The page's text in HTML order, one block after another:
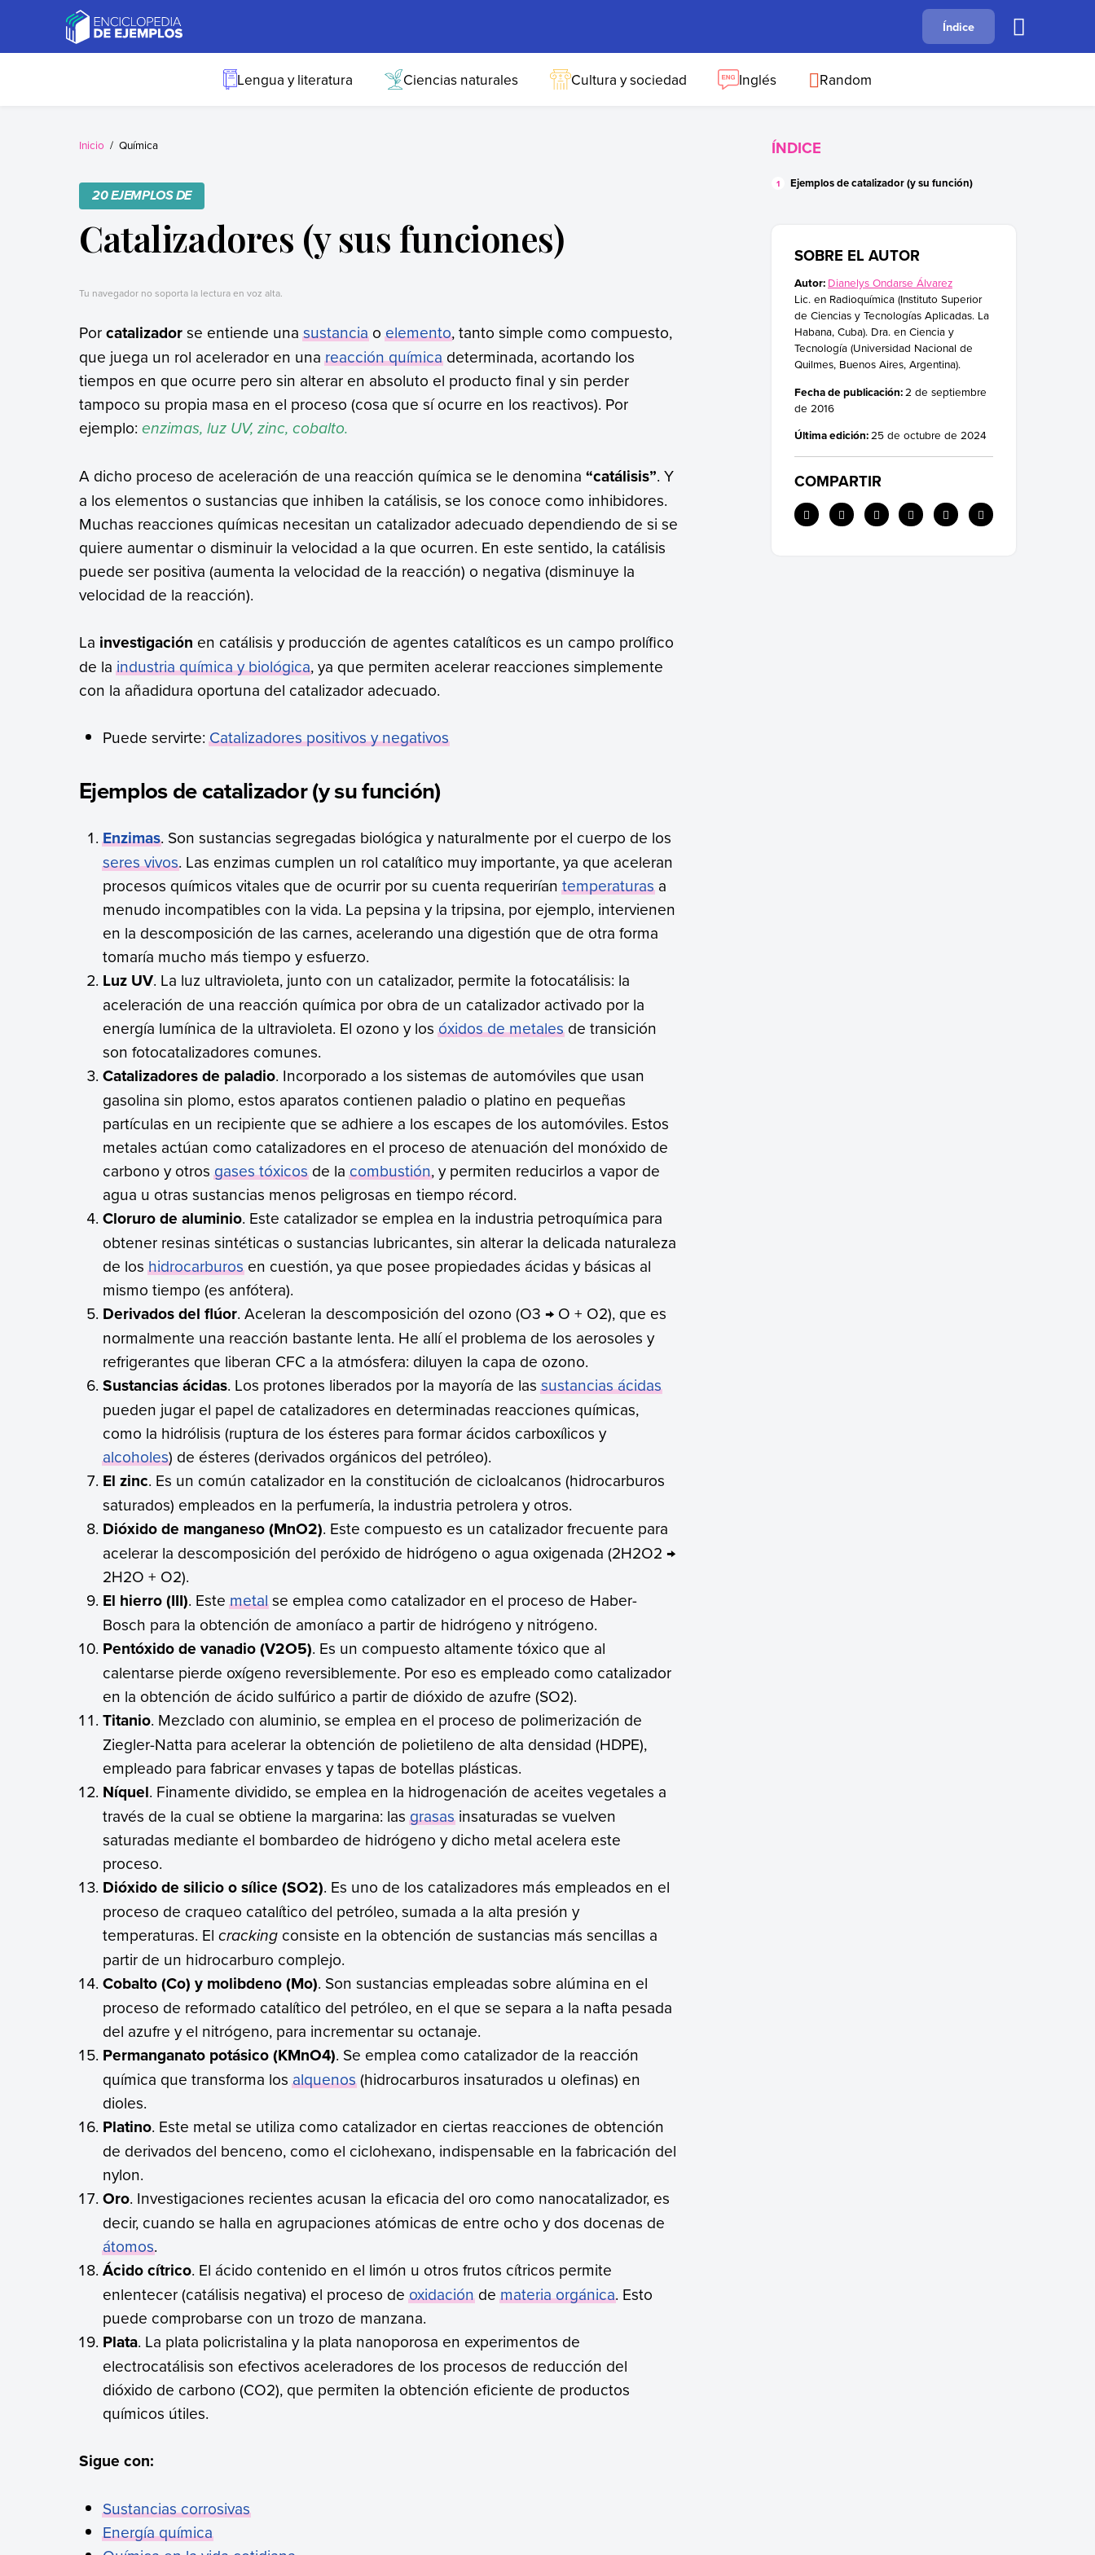
Ejemplos
Necesitas ejemplos.
B C F
Índice
Lengua y literatura Ciencias naturales Cultura y sociedad Inglés Random
Inicio Química
20 EJEMPLOS DE
Catalizadores (y sus funciones)
Tu navegador no soporta la lectura en voz alta.
Porcatalizadorse entiende unasustanciaoelemento, tanto simple como compuesto,
que juega un rol acelerador en unareacción químicadeterminada, acortando los
tiempos en que ocurre pero sin alterar en absoluto el producto final y sin perder
tampoco su propia masa en el proceso (cosa que sí ocurre en los reactivos). Por
ejemplo: enzimas, luz UV, zinc, cobalto.
A dicho proceso de aceleración de una reacción química se le denomina “catálisis”. Y
a los elementos o sustancias que inhiben la catálisis, se los conoce como inhibidores.
Muchas reacciones químicas necesitan un catalizador adecuado dependiendo de si se
quiere aumentar o disminuir la velocidad a la que ocurren. En este sentido, la catálisis
puede ser positiva (aumenta la velocidad de la reacción) o negativa (disminuye la
velocidad de la reacción).
La investigación en catálisis y producción de agentes catalíticos es un campo prolífico
de laindustria química y biológica, ya que permiten acelerar reacciones simplemente
con la añadidura oportuna del catalizador adecuado.
Puede servirte:Catalizadores positivos y negativos
Ejemplos de catalizador (y su función)
Enzimas. Son sustancias segregadas biológica y naturalmente por el cuerpo de los
seres vivos. Las enzimas cumplen un rol catalítico muy importante, ya que aceleran
procesos químicos vitales que de ocurrir por su cuenta requeriríantemperaturasa
menudo incompatibles con la vida. La pepsina y la tripsina, por ejemplo, intervienen
en la descomposición de las carnes, acelerando una digestión que de otra forma
tomaría mucho más tiempo y esfuerzo.
Luz UV. La luz ultravioleta, junto con un catalizador, permite la fotocatálisis: la
aceleración de una reacción química por obra de un catalizador activado por la
energía lumínica de la ultravioleta. El ozono y losóxidos de metalesde transición
son fotocatalizadores comunes.
Catalizadores de paladio. Incorporado a los sistemas de automóviles que usan
gasolina sin plomo, estos aparatos contienen paladio o platino en pequeñas
partículas en un recipiente que se adhiere a los escapes de los automóviles. Estos
metales actúan como catalizadores en el proceso de atenuación del monóxido de
carbono y otrosgases tóxicosde lacombustión, y permiten reducirlos a vapor de
agua u otras sustancias menos peligrosas en tiempo récord.
Cloruro de aluminio. Este catalizador se emplea en la industria petroquímica para
obtener resinas sintéticas o sustancias lubricantes, sin alterar la delicada naturaleza
de loshidrocarburosen cuestión, ya que posee propiedades ácidas y básicas al
mismo tiempo (es anfótera).
Derivados del flúor. Aceleran la descomposición del ozono (O3 → O + O2), que es
normalmente una reacción bastante lenta. He allí el problema de los aerosoles y
refrigerantes que liberan CFC a la atmósfera: diluyen la capa de ozono.
Sustancias ácidas. Los protones liberados por la mayoría de lassustancias ácidas
pueden jugar el papel de catalizadores en determinadas reacciones químicas,
como la hidrólisis (ruptura de los ésteres para formar ácidos carboxílicos y
alcoholes) de ésteres (derivados orgánicos del petróleo).
El zinc. Es un común catalizador en la constitución de cicloalcanos (hidrocarburos
saturados) empleados en la perfumería, la industria petrolera y otros.
Dióxido de manganeso (MnO2). Este compuesto es un catalizador frecuente para
acelerar la descomposición del peróxido de hidrógeno o agua oxigenada (2H2O2 →
2H2O + O2).
El hierro (III). Estemetalse emplea como catalizador en el proceso de Haber-
Bosch para la obtención de amoníaco a partir de hidrógeno y nitrógeno.
Pentóxido de vanadio (V2O5). Es un compuesto altamente tóxico que al
calentarse pierde oxígeno reversiblemente. Por eso es empleado como catalizador
en la obtención de ácido sulfúrico a partir de dióxido de azufre (SO2).
Titanio. Mezclado con aluminio, se emplea en el proceso de polimerización de
Ziegler-Natta para acelerar la obtención de polietileno de alta densidad (HDPE),
empleado para fabricar envases y tapas de botellas plásticas.
Níquel. Finamente dividido, se emplea en la hidrogenación de aceites vegetales a
través de la cual se obtiene la margarina: lasgrasasinsaturadas se vuelven
saturadas mediante el bombardeo de hidrógeno y dicho metal acelera este
proceso.
Dióxido de silicio o sílice (SO2). Es uno de los catalizadores más empleados en el
proceso de craqueo catalítico del petróleo, sumada a la alta presión y
temperaturas. Elcracking consiste en la obtención de sustancias más sencillas a
partir de un hidrocarburo complejo.
Cobalto (Co) y molibdeno (Mo). Son sustancias empleadas sobre alúmina en el
proceso de reformado catalítico del petróleo, en el que se separa a la nafta pesada
del azufre y el nitrógeno, para incrementar su octanaje.
Permanganato potásico (KMnO4). Se emplea como catalizador de la reacción
química que transforma losalquenos(hidrocarburos insaturados u olefinas) en
dioles.
Platino. Este metal se utiliza como catalizador en ciertas reacciones de obtención
de derivados del benceno, como el ciclohexano, indispensable en la fabricación del
nylon.
Oro. Investigaciones recientes acusan la eficacia del oro como nanocatalizador, es
decir, cuando se halla en agrupaciones atómicas de entre ocho y dos docenas de
átomos.
Ácido cítrico. El ácido contenido en el limón u otros frutos cítricos permite
enlentecer (catálisis negativa) el proceso deoxidacióndemateria orgánica. Esto
puede comprobarse con un trozo de manzana.
Plata. La plata policristalina y la plata nanoporosa en experimentos de
electrocatálisis son efectivos aceleradores de los procesos de reducción del
dióxido de carbono (CO2), que permiten la obtención eficiente de productos
químicos útiles.
Sigue con:
Sustancias corrosivas
Energía química
ÍNDICE
Ejemplos de catalizador (y su función)
SOBRE EL AUTOR
Autor: Dianelys Ondarse Álvarez
Lic. en Radioquímica (Instituto Superior
de Ciencias y Tecnologías Aplicadas. La
Habana, Cuba). Dra. en Ciencia y
Tecnología (Universidad Nacional de
Quilmes, Buenos Aires, Argentina).
Fecha de publicación: 2 de septiembre
de 2016
Última edición:25 de octubre de 2024
COMPARTIR